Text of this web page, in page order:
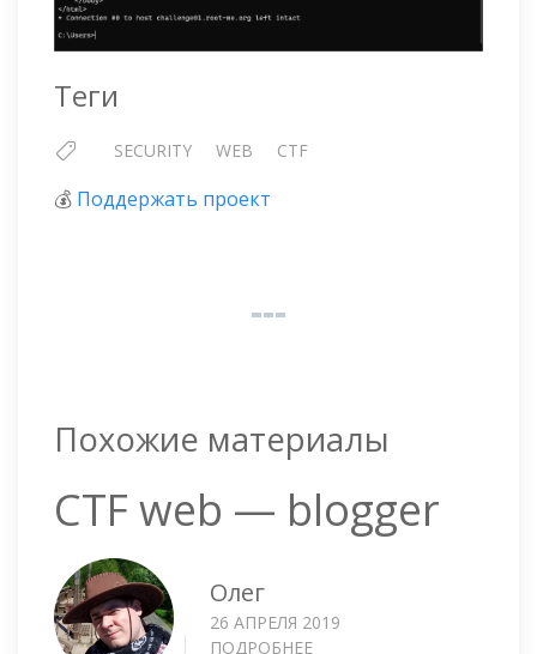
Теги
SECURITY WEB CTF
💰 Поддержать проект
Похожие материалы
CTF web — blogger
Олег
26 АПРЕЛЯ 2019
ПОДРОБНЕЕ